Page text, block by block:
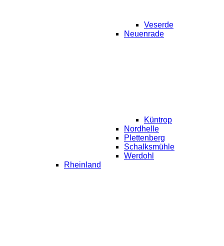
Veserde
Neuenrade
Küntrop
Nordhelle
Plettenberg
Schalksmühle
Werdohl
Rheinland